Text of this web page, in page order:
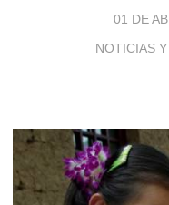
01 DE
NOTICIAS